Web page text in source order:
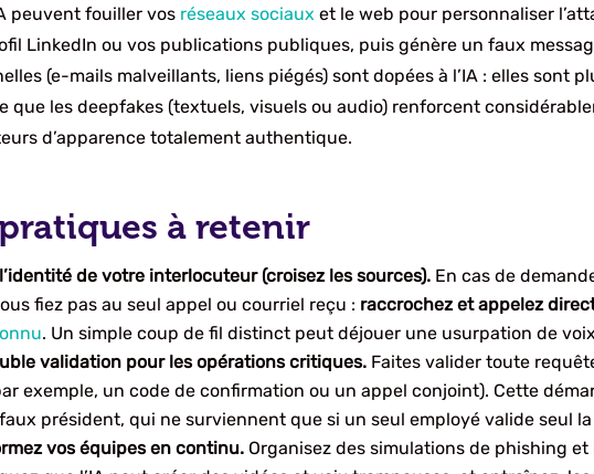
peuvent fouiller vos réseaux sociaux et le web pour personnaliser
LinkedIn ou vos publications publiques, puis génère un faux
(e-mails malveillants, liens piégés) sont dopées à l’IA : elles sont
que les deepfakes (textuels, visuels ou audio) renforcent
d’apparence totalement authentique.
à retenir
de votre interlocuteur (croisez les sources). En cas de
fiez pas au seul appel ou courriel reçu : raccrochez et appelez
. Un simple coup de fil distinct peut déjouer une usurpation de
validation pour les opérations critiques. Faites valider toute
exemple, un code de confirmation ou un appel conjoint). Cette
président, qui ne surviennent que si un seul employé valide seul
vos équipes en continu. Organisez des simulations de phishing